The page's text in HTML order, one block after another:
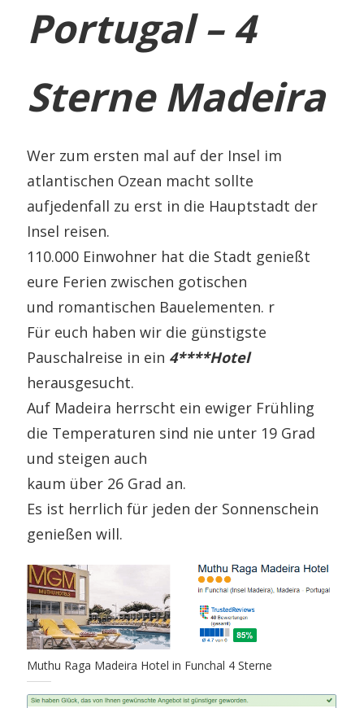
Portugal – 4
Sterne Madeira
Wer zum ersten mal auf der Insel im
atlantischen Ozean macht sollte
aufjedenfall zu erst in die Hauptstadt der
Insel reisen.
110.000 Einwohner hat die Stadt genießt
eure Ferien zwischen gotischen
und romantischen Bauelementen. r
Für euch haben wir die günstigste
Pauschalreise in ein 4****Hotel
herausgesucht.
Auf Madeira herrscht ein ewiger Frühling
die Temperaturen sind nie unter 19 Grad
und steigen auch
kaum über 26 Grad an.
Es ist herrlich für jeden der Sonnenschein
genießen will.
Muthu Raga Madeira Hotel in Funchal 4 Sterne